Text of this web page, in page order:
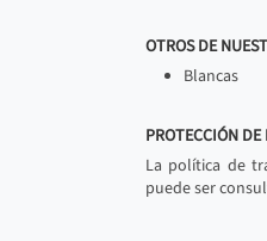
OTROS DE
Blancas
PROTECCIÓN DE
La política de
puede ser